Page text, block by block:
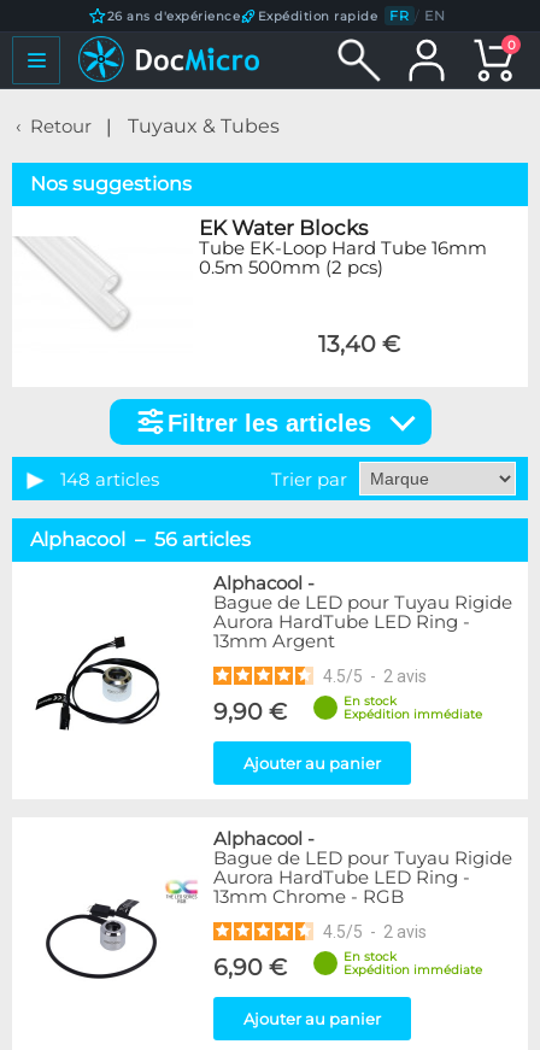
26 ans d'expérience Expédition rapide FR / EN
0
Retour Tuyaux & Tubes
Nos suggestions
EK Water Blocks
Tube EK-Loop Hard Tube 16mm
0.5m 500mm (2 pcs)
13,40 €
articles
Catégorie
Tuyaux souples
37
Accessoires pour tuyaux
59
Marque
Alphacool
56
DocMicro
27
17
2
15
3
Mayhems
12
Monsoon
3
Tygon
XSPC
7
Filtrer les articles
148 articles Trier par
Alphacool – 56 articles
Alphacool -
Bague de LED pour Tuyau Rigide
Aurora HardTube LED Ring -
13mm Argent
4.5/5 - 2 avis
9,90 €
En stock
Expédition immédiate
Ajouter au panier
Alphacool -
Bague de LED pour Tuyau Rigide
Aurora HardTube LED Ring -
13mm Chrome - RGB
4.5/5 - 2 avis
6,90 €
En stock
Expédition immédiate
Ajouter au panier